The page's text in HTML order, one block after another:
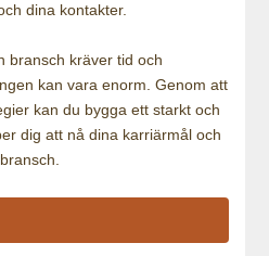
dina kontakter.
bransch kräver tid och
kan vara enorm. Genom att
kan du bygga ett starkt och
dig att nå dina karriärmål och